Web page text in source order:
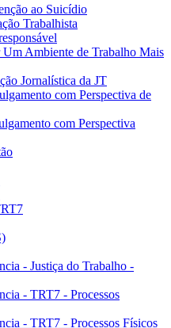
ao Suicídio
Trabalhista
Ambiente de Trabalho Mais
Jornalística da JT
com Perspectiva de
com Perspectiva
- Justiça do Trabalho -
- TRT7 - Processos
- TRT7 - Processos Físicos